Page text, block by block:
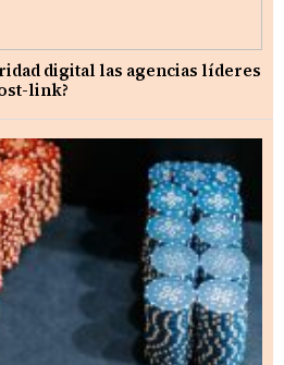
digital las agencias líderes
link?